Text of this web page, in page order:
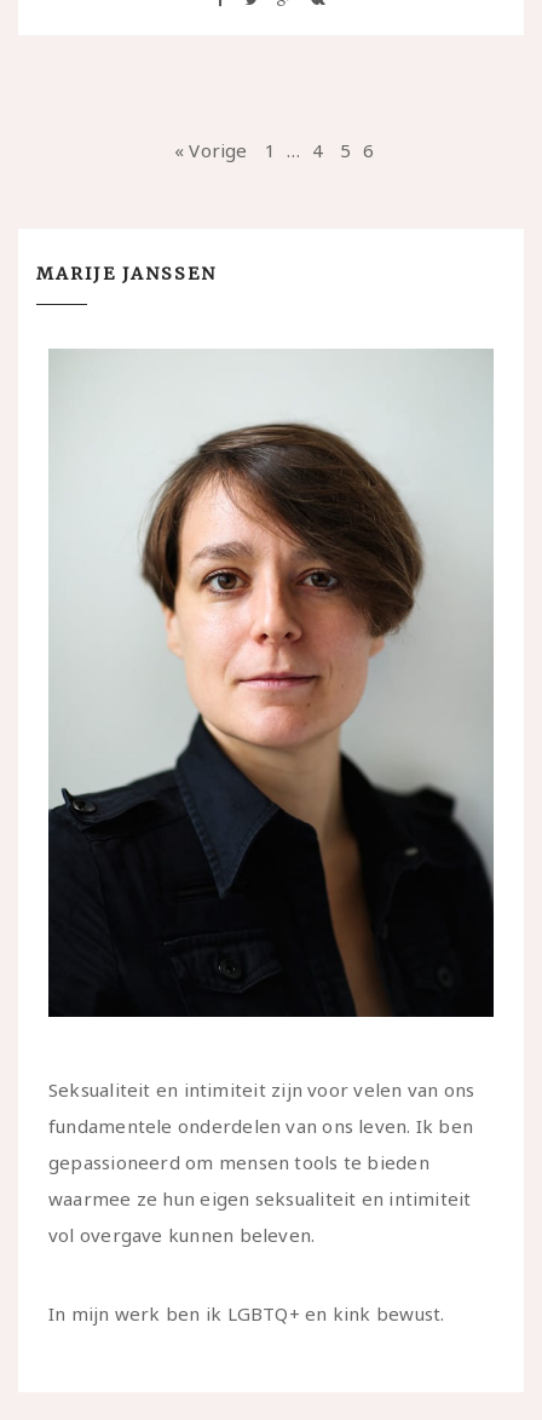
« Vorige 1 … 4 5 6
MARIJE JANSSEN
Seksualiteit en intimiteit zijn voor velen van ons
fundamentele onderdelen van ons leven. Ik ben
gepassioneerd om mensen tools te bieden
waarmee ze hun eigen seksualiteit en intimiteit
vol overgave kunnen beleven.
In mijn werk ben ik LGBTQ+ en kink bewust.